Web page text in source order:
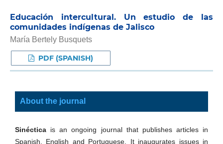
Educación intercultural. Un estudio de las
comunidades indígenas de Jalisco
María Bertely Busquets
PDF (SPANISH)
About the journal
Sinéctica is an ongoing journal that publishes articles in
Spanish, English and Portuguese. It inaugurates issues in